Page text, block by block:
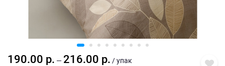
190.00 р. — 216.00 р. / упак